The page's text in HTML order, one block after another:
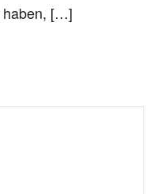
ha­ben, […]